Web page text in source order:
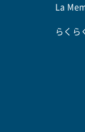
La
らくら